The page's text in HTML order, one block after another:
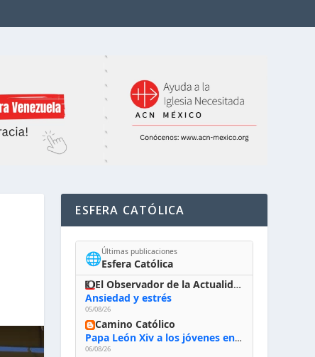
ESFERA CATÓLICA
🌐Últimas publicaciones
Esfera Católica
El Observador de la Actualidad
Ansiedad y estrés
05/08/26
Camino Católico
Papa León Xiv a los jóvenes en Asís, 6-8-2026: «De san Francisco aprendan la radicalidad evangélica: no los vuelve ciegos ni violentos, sino sensibles, atentos, siempre en el seguimiento de Jesús, humildes y acogiendo a todos»
06/08/26